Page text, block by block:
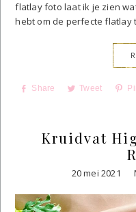
flatlay foto laat ik je zien
hebt om de perfecte flatlay
Share Tweet
Kruidvat
20 mei 2021